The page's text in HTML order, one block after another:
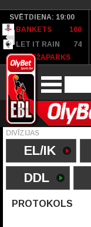
SVĒTDIENA: 19:00
BANKETS
100
LET IT RAIN
74
SC MEŽAPARKS
DIVĪZIJAS
EL/IK
DDL
PROTOKOLS